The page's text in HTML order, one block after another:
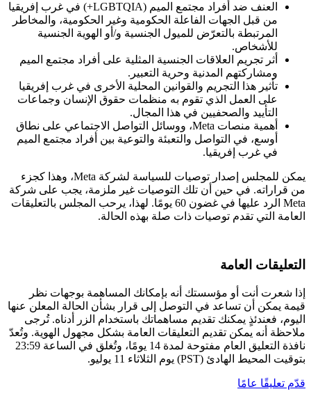
العنف ضد أفراد مجتمع الميم (LGBTQIA+) في غرب إفريقيا
من قبل الجهات الفاعلة الحكومية وغير الحكومية، والمخاطر
المرتبطة بالتعرّض للميول الجنسية و/أو الهوية الجنسية
للأشخاص.
أثر تجريم العلاقات الجنسية المثلية على أفراد مجتمع الميم
ومشاركتهم المدنية وحرية التعبير.
تأثير هذا التجريم والقوانين المحلية الأخرى في غرب إفريقيا
على العمل الذي تقوم به منظمات حقوق الإنسان وجماعات
التأييد والصحفيين في هذا المجال.
أهمية منصات Meta، ووسائل التواصل الاجتماعي على نطاق
أوسع، في التواصل والتعبئة والتوعية بين أفراد مجتمع الميم
في غرب إفريقيا.
يمكن للمجلس إصدار توصيات للسياسة لشركة Meta، وهذا كجزء
من قراراته. في حين أن تلك التوصيات غير ملزمة، يجب على شركة
Meta الرد عليها في غضون 60 يومًا. لهذا، يرحب المجلس بالتعليقات
العامة التي تقدم توصيات ذات صلة بهذه الحالة.
التعليقات العامة
إذا شعرت أنت أو مؤسستك أنه بإمكانك المساهمة بوجهات نظر
قيمة يمكن أن تساعد في التوصل إلى قرار بشأن الحالة المعلن عنها
اليوم، فعندئذٍ يمكنك تقديم مساهماتك باستخدام الزر أدناه. تُرجى
ملاحظة أنه يمكن تقديم التعليقات العامة بشكل مجهول الهوية. وتُعدّ
نافذة التعليق العام مفتوحة لمدة 14 يومًا، وتُغلق في الساعة 23:59
بتوقيت المحيط الهادئ (PST) يوم الثلاثاء 11 يوليو.
قدّم تعليقًا عامًا